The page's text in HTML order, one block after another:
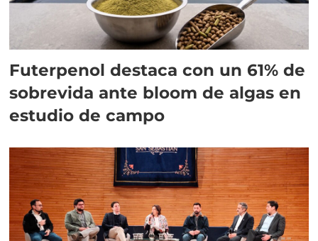
Futerpenol destaca con un 61% de
sobrevida ante bloom de algas en
estudio de campo